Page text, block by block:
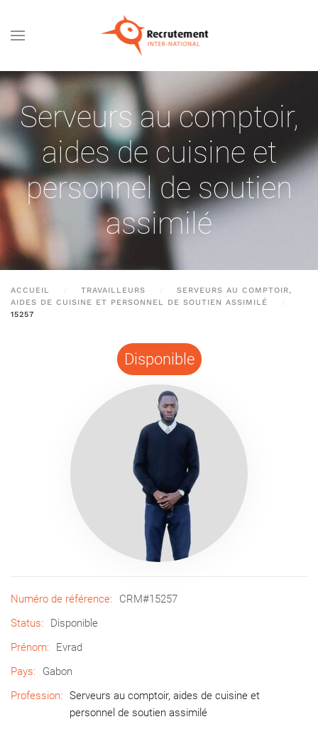
Passer au contenu principal
Serveurs au comptoir,
aides de cuisine et
personnel de soutien
assimilé
ACCUEIL TRAVAILLEURS
SERVEURS AU COMPTOIR,
AIDES DE CUISINE ET PERSONNEL DE SOUTIEN ASSIMILÉ
15257
Disponible
Numéro de référence:
CRM#15257
Status:
Disponible
Prénom:
Evrad
Pays:
Gabon
Profession:
Serveurs au comptoir, aides de cuisine et
personnel de soutien assimilé